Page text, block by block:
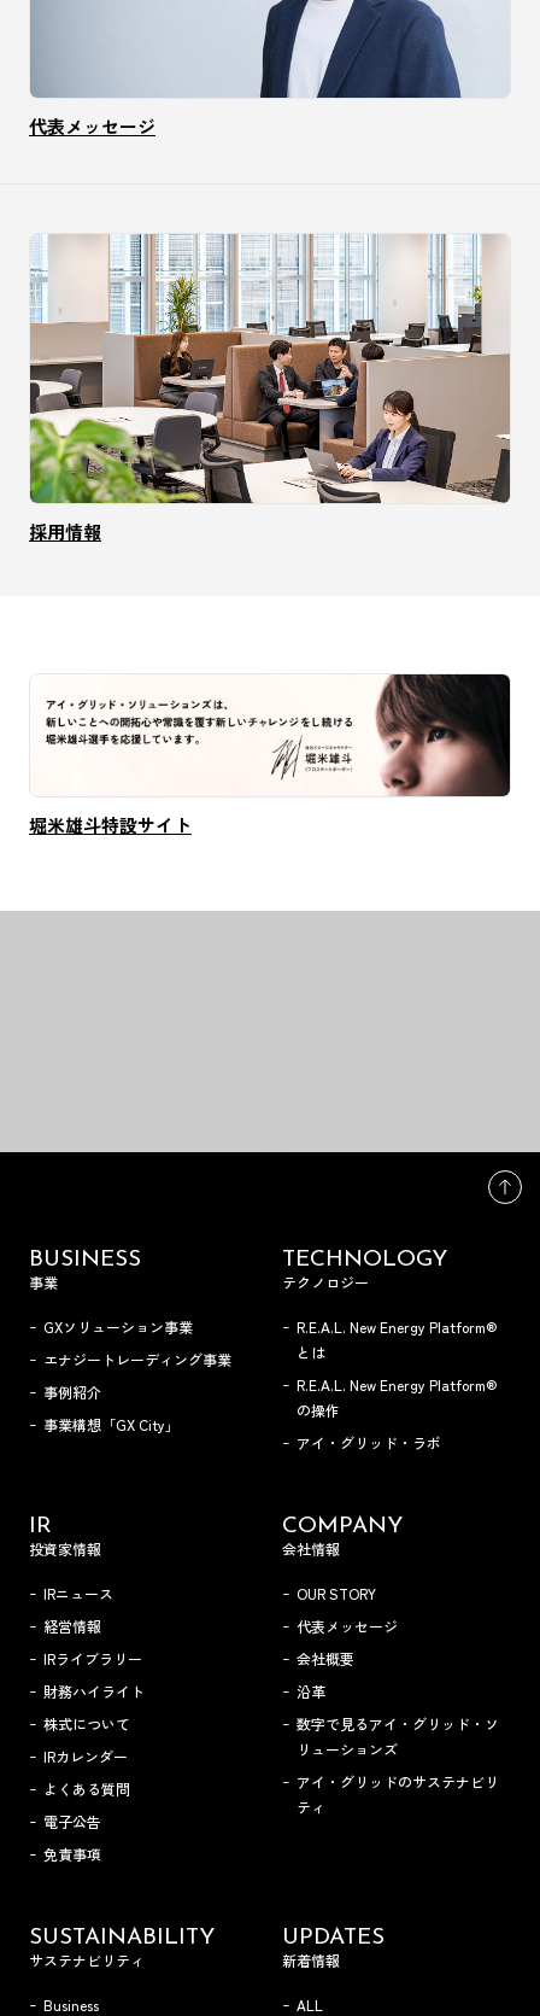
代表メッセージ
採用情報
堀米雄斗特設サイト
BUSINESS
事業
GXソリューション事業
エナジートレーディング事業
事例紹介
事業構想「GX City」
TECHNOLOGY
テクノロジー
R.E.A.L. New Energy Platform®
とは
R.E.A.L. New Energy Platform®
の操作
アイ・グリッド・ラボ
IR
投資家情報
IRニュース
経営情報
IRライブラリー
財務ハイライト
株式について
IRカレンダー
よくある質問
電子公告
免責事項
COMPANY
会社情報
OUR STORY
代表メッセージ
会社概要
沿革
数字で見るアイ・グリッド・ソ
リューションズ
アイ・グリッドのサステナビリ
ティ
SUSTAINABILITY
サステナビリティ
Business
UPDATES
新着情報
ALL